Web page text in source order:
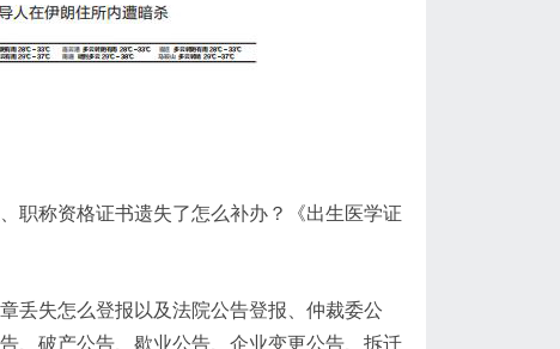
职称资格证书遗失了怎么补办？《出生医学证
丢失怎么登报以及法院公告登报、仲裁委公
、破产公告、歇业公告、企业变更公告、拆迁